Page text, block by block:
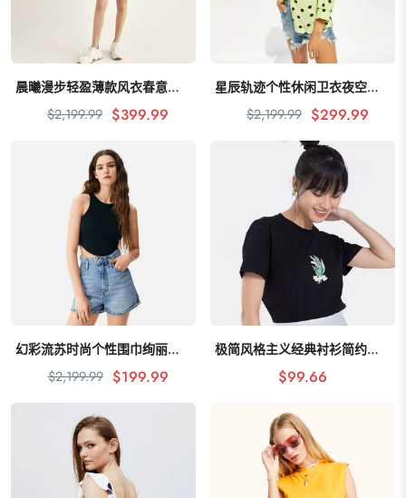
晨曦漫步轻盈薄款风衣春意盎然
加入购物车
$2,199.99 $399.99
星辰轨迹个性休闲卫衣夜空星辰
加入购物车
$2,199.99 $299.99
幻彩流苏时尚个性围巾绚丽多彩
加入购物车
$2,199.99 $199.99
极简风格主义经典衬衫简约不简单
加入购物车
$99.66